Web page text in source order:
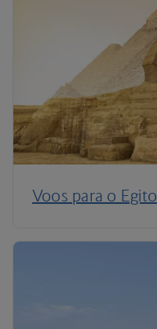
Voos para o Egito